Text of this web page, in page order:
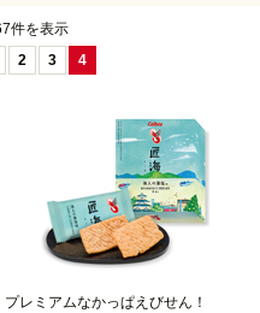
件を表示
2 3 4
プレミアムなかっぱえびせん！